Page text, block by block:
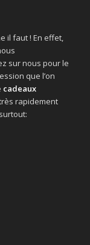
il faut ! En effet,
sur nous pour le
que l’on
cadeaux
rapidement